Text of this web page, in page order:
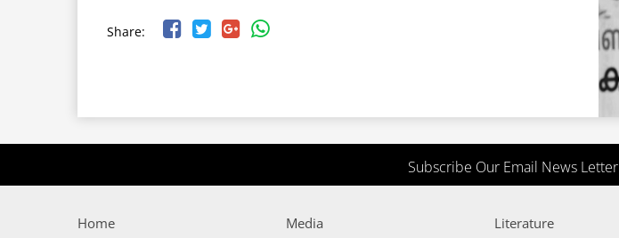
Share:
Subscribe Our Email News Letter
Home
Media
Literature